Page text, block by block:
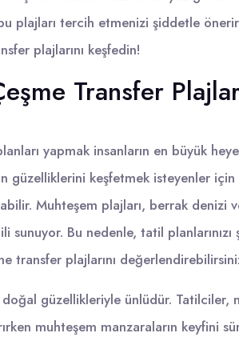
plajları tercih etmenizi şiddetle
plajlarını keşfedin!
Transfer
yapmak insanların en büyük
güzelliklerini keşfetmek isteyenler için
Muhteşem plajları, berrak denizi
Bu nedenle, tatil planlarınızı
transfer plajlarını
güzellikleriyle ünlüdür. Tatilciler,
muhteşem manzaraların keyfini